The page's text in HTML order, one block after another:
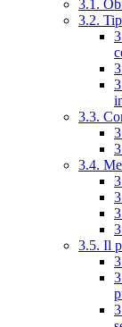
3.1.
3.2.
3.3.
3.4.
3.5. Il